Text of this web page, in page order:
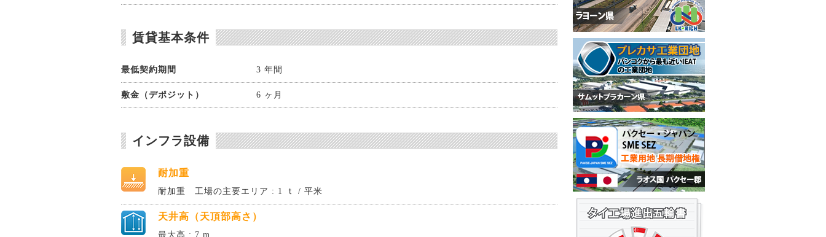
賃貸基本条件
最低契約期間 3 年間
敷金（デポジット） 6 ヶ月
インフラ設備
耐加重
耐加重 工場の主要エリア : 1 ｔ / 平米
天井高（天頂部高さ）
最大高 : 7 m.